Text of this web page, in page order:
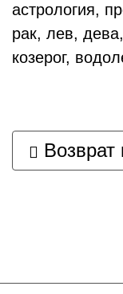
астрология,
рак, лев,
козерог,
Возврат